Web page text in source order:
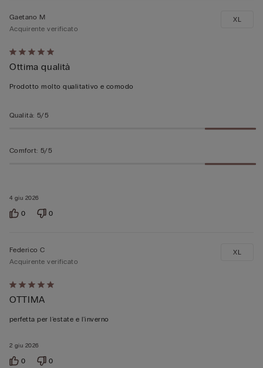
Valutato
5
su
4 giu 2026
Gaetano M
Acquirente verificato
Ottima qualità
Prodotto molto qualitativo e comodo
XL
Qualità: 5/5
Comfort: 5/5
0 0
Valutato
5
su
2 giu 2026
Federico C
Acquirente verificato
OTTIMA
perfetta per l'estate e l'inverno
XL
0 0